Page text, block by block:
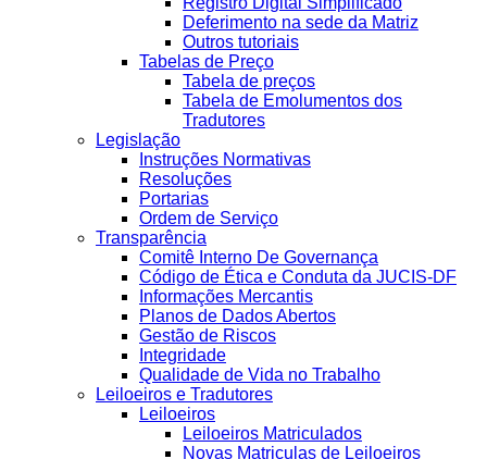
Deferimento na sede da Matriz
Outros tutoriais
Tabelas de Preço
Tabela de preços
Tabela de Emolumentos dos
Tradutores
Legislação
Instruções Normativas
Resoluções
Portarias
Ordem de Serviço
Transparência
Comitê Interno De Governança
Código de Ética e Conduta da JUCIS-DF
Informações Mercantis
Planos de Dados Abertos
Gestão de Riscos
Integridade
Qualidade de Vida no Trabalho
Leiloeiros e Tradutores
Leiloeiros
Leiloeiros Matriculados
Novas Matriculas de Leiloeiros